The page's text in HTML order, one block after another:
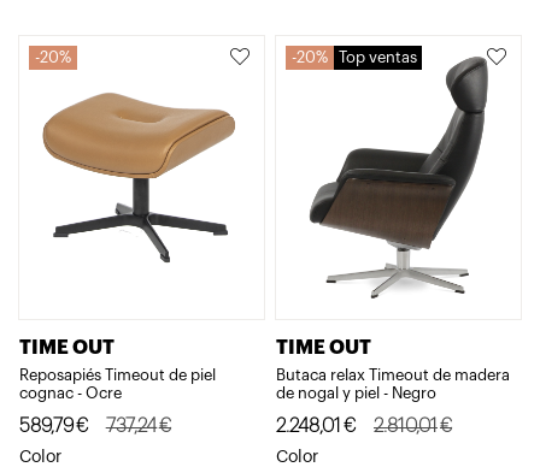
20%
TIME OUT
Reposapiés Timeout de piel
cognac - Ocre
737,24€
El
precio
589,79€
El
precio
Color
20% Top ventas
TIME OUT
Butaca relax Timeout de madera
de nogal y piel - Negro
2.810,01€
El
precio
2.248,01 €
El
precio
Color